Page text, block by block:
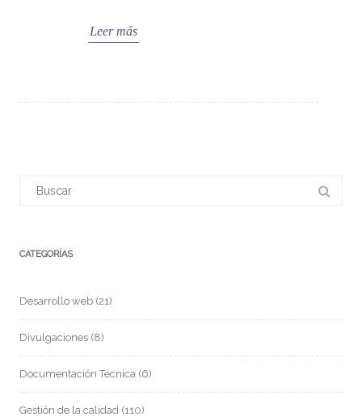
Leer más
CATEGORÍAS
Desarrollo web (21)
Divulgaciones (8)
Documentación Técnica (6)
Gestión de la calidad (110)